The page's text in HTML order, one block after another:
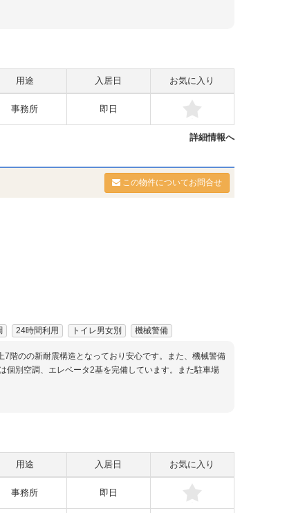
用途 入居日 お気に入り
事務所 即日
詳細情報へ
この物件についてお問合せ
24時間利用 トイレ男女別 機械警備
階のの新耐震構造となっており安心です。また、機械警備
個別空調、エレベータ2基を完備しています。また駐車場
用途 入居日 お気に入り
事務所 即日